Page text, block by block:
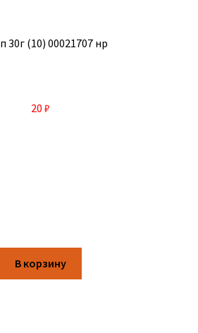
30г (10) 00021707 нр
20 ₽
В корзину